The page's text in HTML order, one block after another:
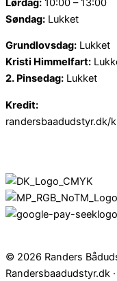
Lørdag: 10:00 – 13:00
Søndag: Lukket
Grundlovsdag: Lukket
Kristi Himmelfart:
2. Pinsedag: Lukket
Kredit:
randersbaadudstyr.dk/
© 2026 Randers
Randersbaadudstyr.dk ·